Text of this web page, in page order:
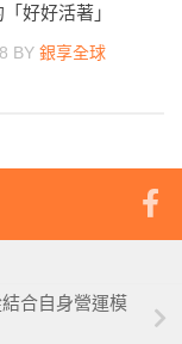
好好活著」
BY 銀享全球
合自身營運模